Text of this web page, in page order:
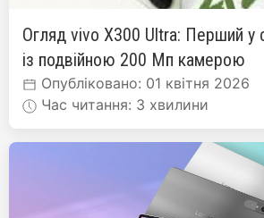
Огляд vivo X300 Ultra: Перший у
із подвійною 200 Мп камерою
Опубліковано: 01 квітня 2026
Час читання: 3 хвилини